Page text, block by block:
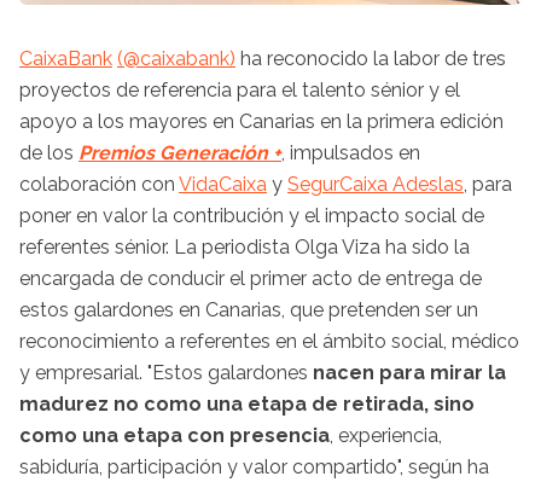
CaixaBank (@caixabank) ha reconocido la labor de tres
proyectos de referencia para el talento sénior y el
apoyo a los mayores en Canarias en la primera edición
de los Premios Generación +, impulsados en
colaboración con VidaCaixa y SegurCaixa Adeslas, para
poner en valor la contribución y el impacto social de
referentes sénior. La periodista Olga Viza ha sido la
encargada de conducir el primer acto de entrega de
estos galardones en Canarias, que pretenden ser un
reconocimiento a referentes en el ámbito social, médico
y empresarial. "Estos galardones nacen para mirar la
madurez no como una etapa de retirada, sino
como una etapa con presencia, experiencia,
sabiduría, participación y valor compartido", según ha